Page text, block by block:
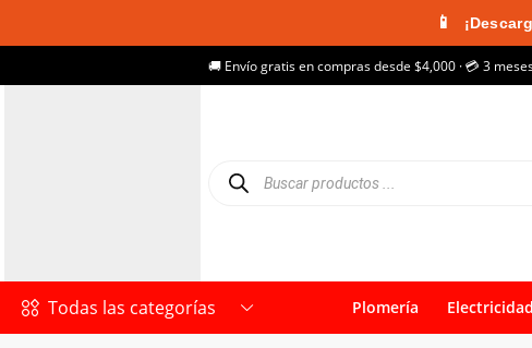
📱
🚚 Envío gratis en compras desde $4,000 · 💳 3
Todas las categorías Plomería Electricidad